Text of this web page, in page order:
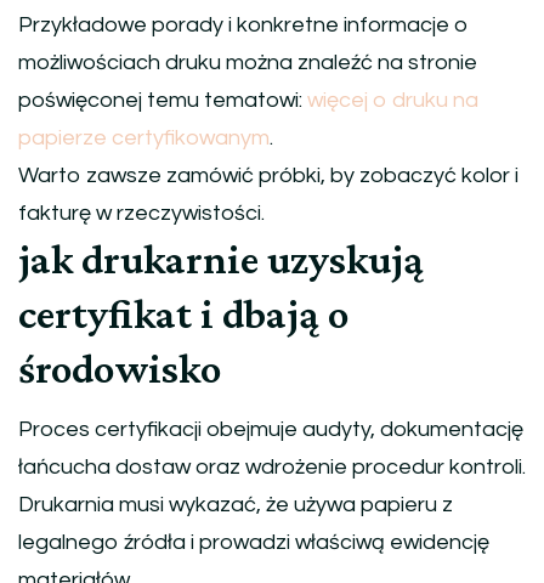
Przykładowe porady i konkretne informacje o
możliwościach druku można znaleźć na stronie
poświęconej temu tematowi: więcej o druku na
papierze certyfikowanym.
Warto zawsze zamówić próbki, by zobaczyć kolor i
fakturę w rzeczywistości.
jak drukarnie uzyskują
certyfikat i dbają o
środowisko
Proces certyfikacji obejmuje audyty, dokumentację
łańcucha dostaw oraz wdrożenie procedur kontroli.
Drukarnia musi wykazać, że używa papieru z
legalnego źródła i prowadzi właściwą ewidencję